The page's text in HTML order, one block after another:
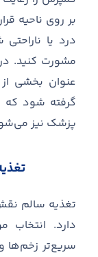
بر روی ناحیه
درد یا
مشورت کنید.
عنوان بخشی
گرفته شود که
پزشک نیز می
تغذیه سالم
دارد. انتخاب
سریعتر زخمها